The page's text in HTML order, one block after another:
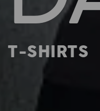
T-SHIRTS